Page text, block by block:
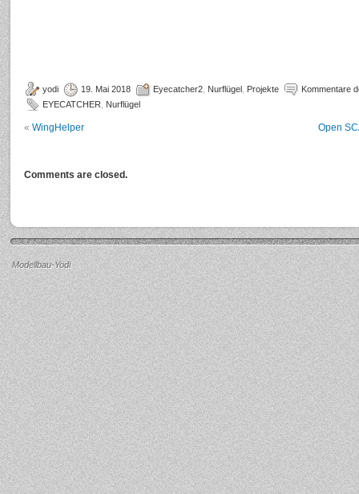
yodi 19. Mai 2018 Eyecatcher2 Nurflügel Projekte
Kommentare
EYECATCHER
Nurflügel
« WingHelper Open
Comments are closed.
Modellbau-Yodi